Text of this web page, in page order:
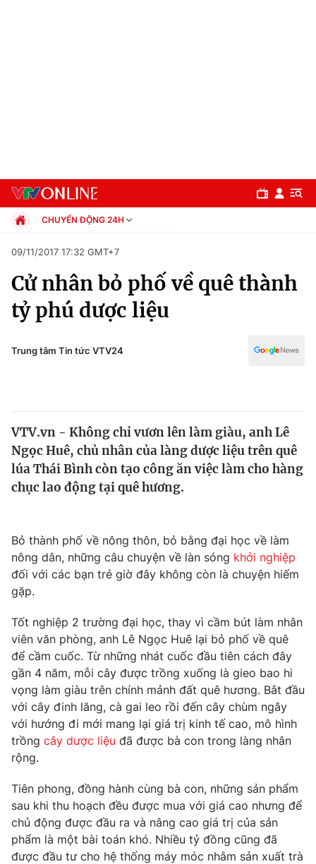
Chuyên mục
Chính trị
Xã hội
Y tế
Thế giới
Thế giới đó đây
Câu chuyện quốc tế
Tài chính
Thị trường
Dữ liệu và đời sống
Phim VTV
Hậu trường
Nhân vật
Khán giả
Giải sao mai
Giải trí
Điện ảnh
Âm nhạc
Sao
Đời sống
Du lịch
Làm đẹp
Giáo dục
Tuyển sinh
Học trực tuyến
Hitech Công nghệ tương lai
Sản phẩm
Thị trường
Giao lưu trực tuyến
Lịch phát sóng
CHUYỂN ĐỘNG 24H
Xã hội
Pháp luật
Thể thao
Văn hóa - Giải trí
Giáo dục
09/11/2017 17:32 GMT+7
Cử nhân bỏ phố về quê thành
tỷ phú dược liệu
Trung tâm Tin tức VTV24
VTV.vn - Không chỉ vươn lên làm giàu, anh Lê
Ngọc Huê, chủ nhân của làng dược liệu trên quê
lúa Thái Bình còn tạo công ăn việc làm cho hàng
chục lao động tại quê hương.
Bỏ thành phố về nông thôn, bỏ bằng đại học về làm
nông dân, những câu chuyện về làn sóng khởi nghiệp
đối với các bạn trẻ giờ đây không còn là chuyện hiếm
gặp.
Tốt nghiệp 2 trường đại học, thay vì cầm bút làm nhân
viên văn phòng, anh Lê Ngọc Huê lại bỏ phố về quê
để cầm cuốc. Từ những nhát cuốc đầu tiên cách đây
gần 4 năm, mỗi cây được trồng xuống là gieo bao hi
vọng làm giàu trên chính mảnh đất quê hương. Bắt đầu
với cây đinh lăng, cà gai leo rồi đến cây chùm ngây
với hướng đi mới mang lại giá trị kinh tế cao, mô hình
trồng cây dược liệu đã được bà con trong làng nhân
rộng.
Tiên phong, đồng hành cùng bà con, những sản phẩm
sau khi thu hoạch đều được mua với giá cao nhưng để
chủ động được đầu ra và nâng cao giá trị của sản
phẩm là một bài toán khó. Nhiều tỷ đồng cũng đã
được đầu tư cho hệ thống máy móc nhằm sản xuất trà